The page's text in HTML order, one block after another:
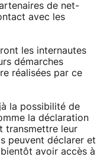
de net-
avec les
les internautes
démarches
réalisées par ce
la possibilité de
la déclaration
transmettre leur
peuvent déclarer et
avoir accès à